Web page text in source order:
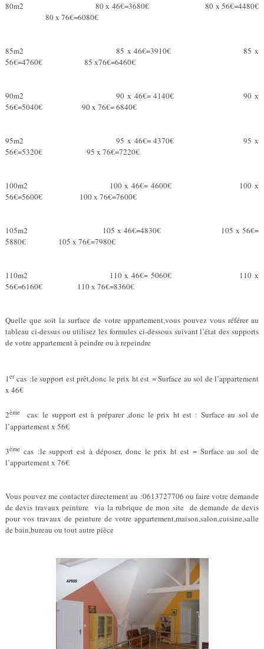
80m2 80 x 46€=3680€ 80 x 56€=4480€
80 x 76€=6080€
85m2 85 x 46€=3910€ 85 x
56€=4760€ 85 x76€=6460€
90m2 90 x 46€= 4140€ 90 x
56€=5040€ 90 x 76€= 6840€
95m2 95 x 46€= 4370€ 95 x
56€=5320€ 95 x 76€=7220€
100m2 100 x 46€= 4600€ 100 x
56€=5600€ 100 x 76€=7600€
105m2 105 x 46€=4830€ 105 x 56€=
5880€ 105 x 76€=7980€
110m2 110 x 46€= 5060€ 110 x
56€=6160€ 110 x 76€=8360€
Quelle que soit la surface de votre appartement,vous pouvez vous référer au
tableau ci-dessus ou utilisez les formules ci-dessous suivant l’état des supports
de votre appartement à peindre ou à repeindre
1er cas :le support est prêt,donc le prix ht est = Surface au sol de l’appartement
x 46€
2ème
cas: le support est à préparer ,donc le prix ht est : Surface au sol de
l’appartement x 56€
3ème cas :le support est à déposer, donc le prix ht est = Surface au sol de
l’appartement x 76€
Vous pouvez me contacter directement au :0613727706 ou faire votre demande
de devis travaux peinture via la rubrique de mon site de demande de devis
pour vos travaux de peinture de votre appartement,maison,salon,cuisine,salle
de bain,bureau ou tout autre pièce